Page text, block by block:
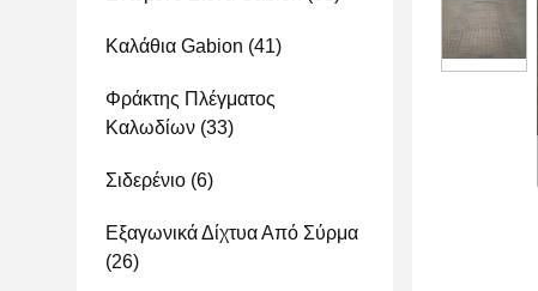
Καλάθια Gabion (41)
Φράκτης Πλέγματος
Καλωδίων (33)
Σιδερένιο (6)
Εξαγωνικά Δίχτυα Από Σύρμα
(26)